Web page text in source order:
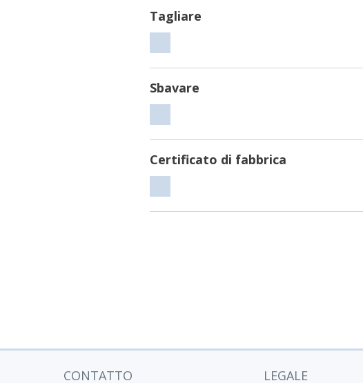
Tagliare
Sbavare
Certificato di fabbrica
CONTATTO LEGALE